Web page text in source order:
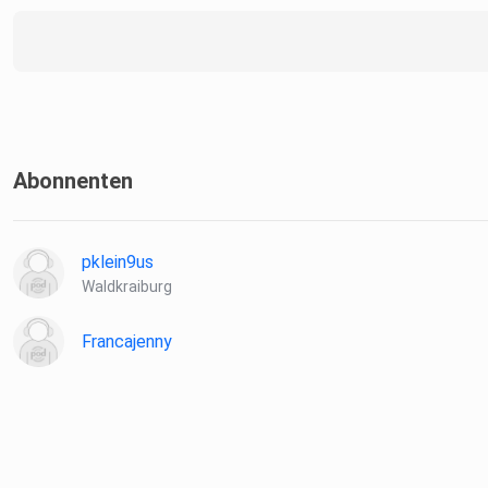
Abonnenten
pklein9us
Waldkraiburg
Francajenny